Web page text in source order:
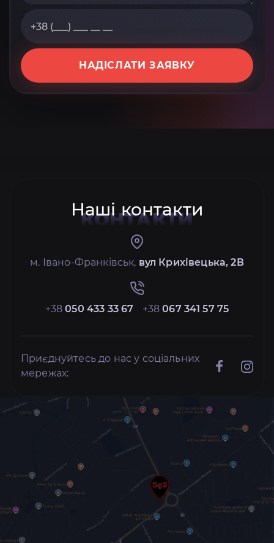
НАДІСЛАТИ ЗАЯВКУ
Наші контакти
КОНТАКТИ
м. Івано-Франківськ, вул Крихівецька, 2В
+38050 433 33 67 +38067 341 57 75
Приєднуйтесь до нас у соціальних
мережах: